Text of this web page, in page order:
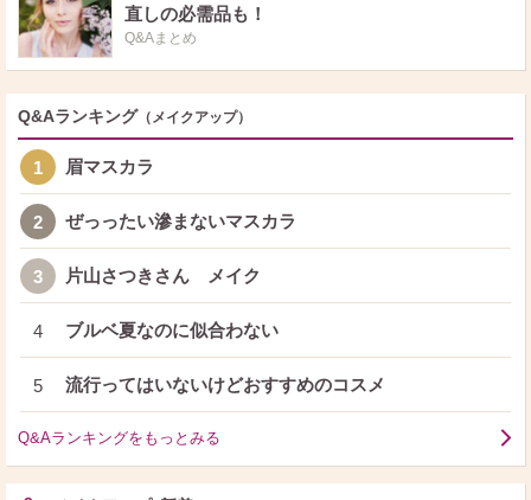
直しの必需品も！
Q&Aまとめ
Q&Aランキング （メイクアップ）
1 眉マスカラ
2 ぜっったい滲まないマスカラ
3 片山さつきさん メイク
4 ブルベ夏なのに似合わない
5 流行ってはいないけどおすすめのコスメ
Q&Aランキングをもっとみる